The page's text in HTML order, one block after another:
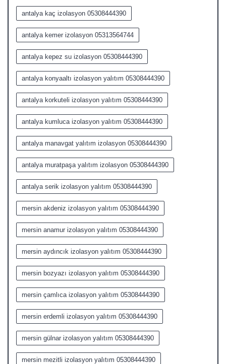
antalya kaç izolasyon 05308444390
antalya kemer izolasyon 05313564744
antalya kepez su izolasyon 05308444390
antalya konyaaltı izolasyon yalıtım 05308444390
antalya korkuteli izolasyon yalıtım 05308444390
antalya kumluca izolasyon yalıtım 05308444390
antalya manavgat yalıtım izolasyon 05308444390
antalya muratpaşa yalıtım izolasyon 05308444390
antalya serik izolasyon yalıtım 05308444390
mersin akdeniz izolasyon yalıtım 05308444390
mersin anamur izolasyon yalıtım 05308444390
mersin aydıncık izolasyon yalıtım 05308444390
mersin bozyazı izolasyon yalıtım 05308444390
mersin çamlıca izolasyon yalıtım 05308444390
mersin erdemli izolasyon yalıtım 05308444390
mersin gülnar izolasyon yalıtım 05308444390
mersin mezitli izolasyon yalıtım 05308444390